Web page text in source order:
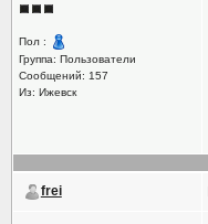
Пол :
Группа: Пользователи
Сообщений: 157
Из: Ижевск
frei